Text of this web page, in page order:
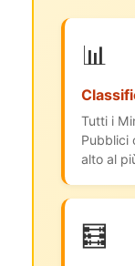
📊
Tutti i
Pubblici
alto al
🧮